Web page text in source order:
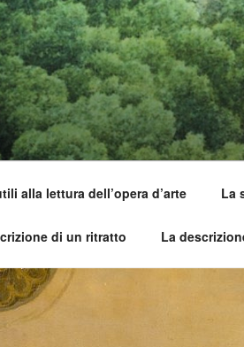
alla lettura dell’opera d’arte La
di un ritratto La